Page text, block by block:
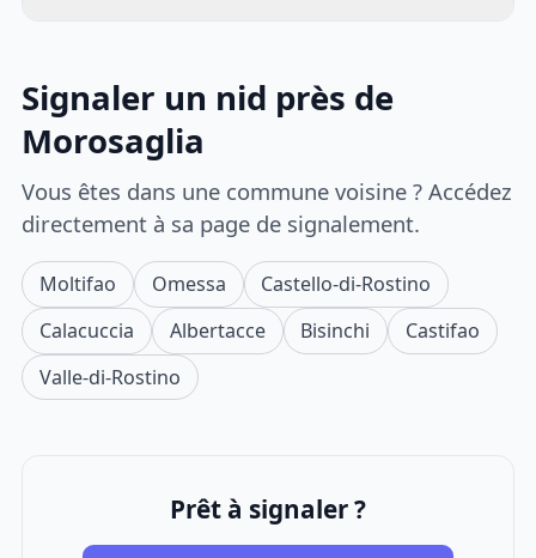
Signaler un nid près de
Morosaglia
Vous êtes dans une commune voisine ? Accédez
directement à sa page de signalement.
Moltifao Omessa
Castello-di-Rostino
Calacuccia
Albertacce Bisinchi
Castifao
Valle-di-Rostino
Prêt à signaler ?